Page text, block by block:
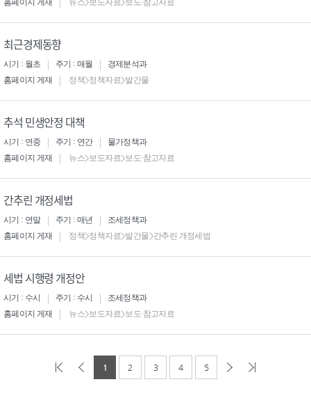
홈페이지 게재
뉴스>보도자료>보도·참고자료
최근경제동향
시기 : 월초 주기 : 매월
경제분석과
홈페이지 게재
정책>정책자료>발간물
추석 민생안정 대책
시기 : 연중 주기 : 연간
물가정책과
홈페이지 게재
뉴스>보도자료>보도·참고자료
간추린 개정세법
시기 : 연말 주기 : 매년
조세정책과
홈페이지 게재
정책>정책자료>발간물>간추린 개정세법
세법 시행령 개정안
시기 : 수시 주기 : 수시
조세정책과
홈페이지 게재
뉴스>보도자료>보도·참고자료
1 2 3 4 5